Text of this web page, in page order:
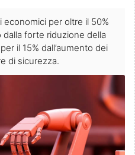
per oltre il 50%
forte riduzione della
il 15% dall’aumento dei
di sicurezza.